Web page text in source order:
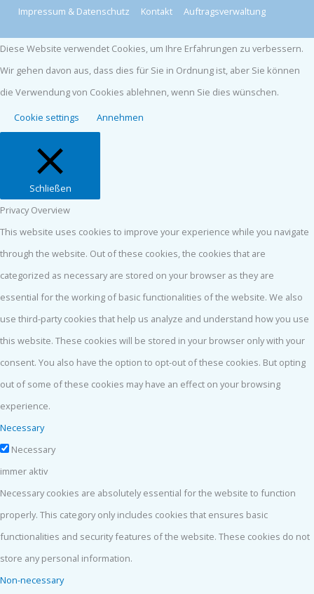
Impressum & Datenschutz
Kontakt Auftragsverwaltung
Diese Website verwendet Cookies, um Ihre Erfahrungen zu verbessern.
Wir gehen davon aus, dass dies für Sie in Ordnung ist, aber Sie können
die Verwendung von Cookies ablehnen, wenn Sie dies wünschen.
Cookie settings
Annehmen
Schließen
Privacy Overview
This website uses cookies to improve your experience while you navigate
through the website. Out of these cookies, the cookies that are
categorized as necessary are stored on your browser as they are
essential for the working of basic functionalities of the website. We also
use third-party cookies that help us analyze and understand how you use
this website. These cookies will be stored in your browser only with your
consent. You also have the option to opt-out of these cookies. But opting
out of some of these cookies may have an effect on your browsing
experience.
Necessary
Necessary
immer aktiv
Necessary cookies are absolutely essential for the website to function
properly. This category only includes cookies that ensures basic
functionalities and security features of the website. These cookies do not
store any personal information.
Non-necessary